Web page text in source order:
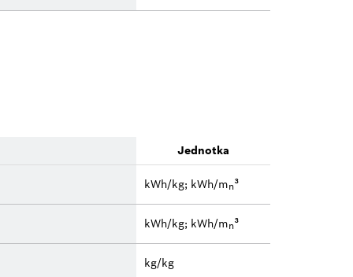
Jednotka
kWh/kg; kWh/mn³
kWh/kg; kWh/mn³
kg/kg